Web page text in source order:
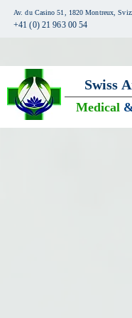
Av. du Casino 51, 1820 Montreux,
+41 (0) 21 963 00 54
Swiss
Medical